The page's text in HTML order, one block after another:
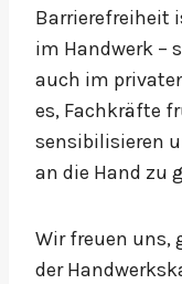
Barrierefreiheit
im Handwerk –
auch im
es, Fachkräfte
sensibilisieren
an die Hand zu
Wir freuen uns,
der